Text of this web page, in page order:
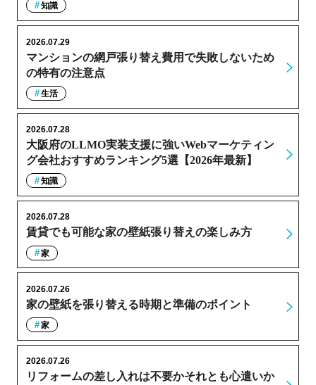
知識
マンションの網戸張り替え費用で失敗しないため
の特有の注意点
2026.07.29
生活
大阪府のLLMO実装支援に強いWebマーケティン
グ会社おすすめランキング5選【2026年最新】
2026.07.28
知識
賃貸でも可能な家の壁紙張り替えの楽しみ方
2026.07.28
家
家の壁紙を張り替える時期と準備のポイント
2026.07.26
家
リフォームの差し入れは不要かそれとも心遣いか
2026.07.26